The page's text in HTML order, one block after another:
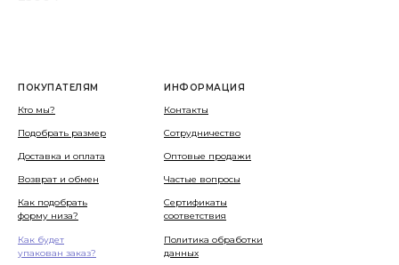
ПОКУПАТЕЛЯМ
ИНФОРМАЦИЯ
Кто мы?
Подобрать размер
Доставка и оплата
Возврат и обмен
Сертификаты
соответствия
Контакты
Оптовые продажи
Сотрудничество
Политика обработки
данных
Как подобрать
форму низа?
Частые вопросы
Как будет
упакован заказ?